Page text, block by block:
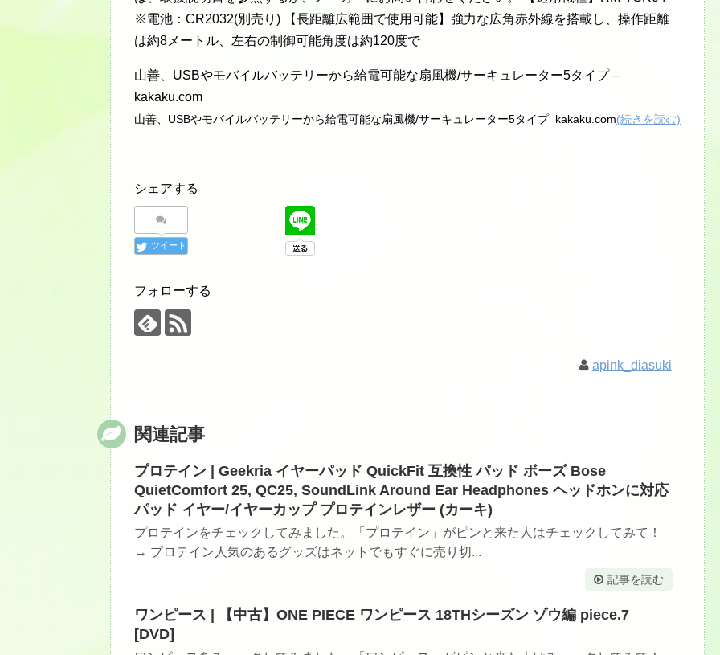
※電池：CR2032(別売り) 【長距離広範囲で使用可能】強力な広角赤外線を搭載し、操作距離
は約8メートル、左右の制御可能角度は約120度で
山善、USBやモバイルバッテリーから給電可能な扇風機/サーキュレーター5タイプ –
kakaku.com
山善、USBやモバイルバッテリーから給電可能な扇風機/サーキュレーター5タイプ kakaku.com(続きを読む)
シェアする
ツイート
フォローする
apink_diasuki
関連記事
プロテイン | Geekria イヤーパッド QuickFit 互換性 パッド ボーズ Bose
QuietComfort 25, QC25, SoundLink Around Ear Headphones ヘッドホンに対応
パッド イヤー/イヤーカップ プロテインレザー (カーキ)
プロテインをチェックしてみました。「プロテイン」がピンと来た人はチェックしてみて！
→ プロテイン人気のあるグッズはネットでもすぐに売り切...
記事を読む
ワンピース | 【中古】ONE PIECE ワンピース 18THシーズン ゾウ編 piece.7
[DVD]